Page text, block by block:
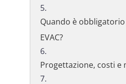
Quando è
EVAC?
Progettazione, costi e